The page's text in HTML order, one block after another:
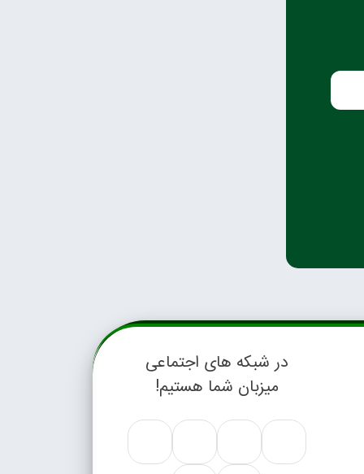
در شبکه های اجتماعی
میزبان شما هستیم!